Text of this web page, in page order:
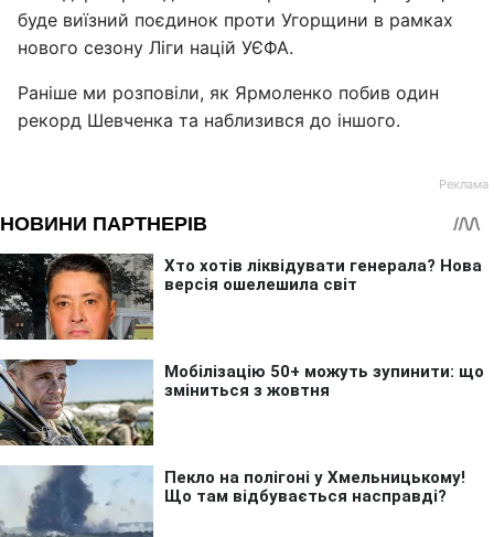
буде виїзний поєдинок проти Угорщини в рамках
нового сезону Ліги націй УЄФА.
Раніше ми розповіли, як Ярмоленко побив один
рекорд Шевченка та наблизився до іншого.